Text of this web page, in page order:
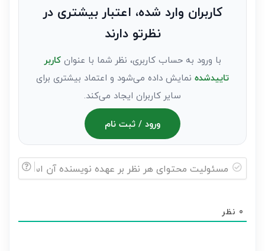
کاربران وارد شده، اعتبار بیشتری در
نظرتو دارند
با ورود به حساب کاربری، نظر شما با عنوانکاربر
تاییدشده نمایش داده می‌شود و اعتماد بیشتری برای
سایر کاربران ایجاد می‌کند.
ورود / ثبت نام
هر
0 نظر